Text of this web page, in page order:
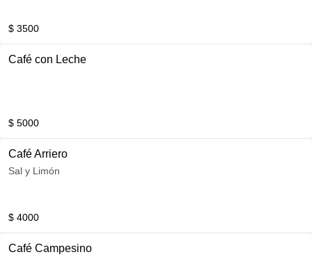
$ 3500
Café con Leche
$ 5000
Café Arriero
Sal y Limón
$ 4000
Café Campesino